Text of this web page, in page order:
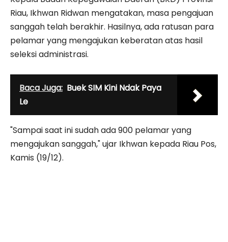
Riau, Ikhwan Ridwan mengatakan, masa pengajuan
sanggah telah berakhir. Hasilnya, ada ratusan para
pelamar yang mengajukan keberatan atas hasil
seleksi administrasi.
Baca Juga: Buek SIM Kini Ndak Paya
Le
"Sampai saat ini sudah ada 900 pelamar yang
mengajukan sanggah," ujar Ikhwan kepada Riau Pos,
Kamis (19/12).